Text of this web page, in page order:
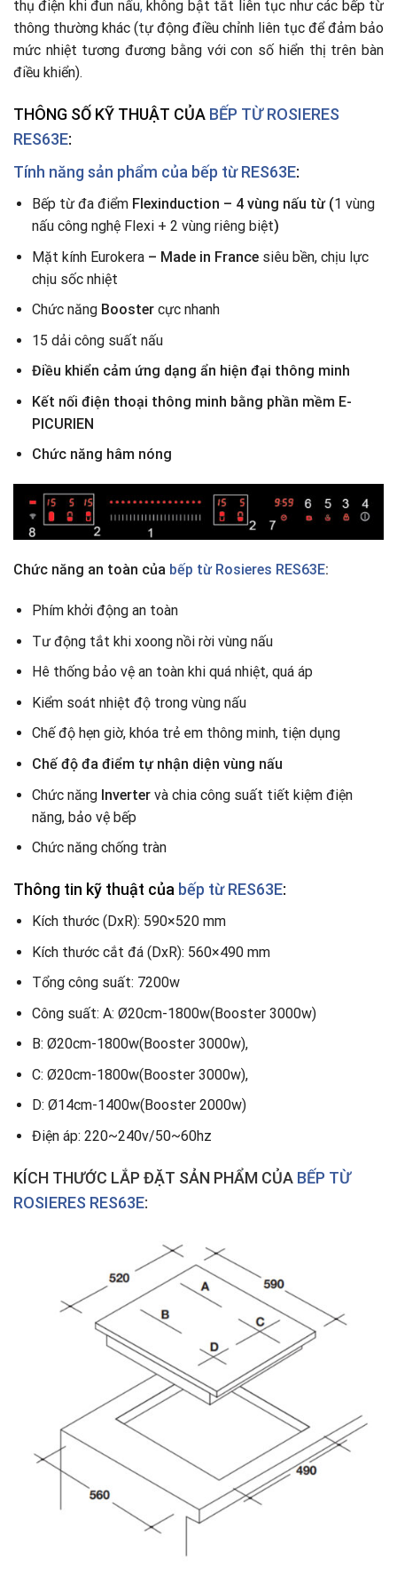
thụ điện khi đun nấu,không bật tắt liên tục như các bếp từ
thông thường khác (tự động điều chỉnh liên tục để đảm bảo
mức nhiệt tương đương bằng với con số hiển thị trên bàn
điều khiển).
THÔNG SỐ KỸ THUẬT CỦA BẾP TỪ ROSIERES
RES63E:
Tính năng sản phẩm của bếp từ RES63E:
Bếp từ đa điểm Flexinduction – 4 vùng nấu từ (1 vùng
nấu công nghệ Flexi + 2 vùng riêng biệt)
Mặt kính Eurokera– Made in France siêu bền, chịu lực
chịu sốc nhiệt
Chức năng Boostercực nhanh
15 dải công suất nấu
Điều khiển cảm ứng dạng ẩn hiện đại thông minh
Kết nối điện thoại thông minh bằng phần mềm E-
PICURIEN
Chức năng hâm nóng
Chức năng an toàn của bếp từ Rosieres RES63E:
Phím khởi động an toàn
Tư động tắt khi xoong nồi rời vùng nấu
Hê thống bảo vệ an toàn khi quá nhiệt, quá áp
Kiểm soát nhiệt độ trong vùng nấu
Chế độ hẹn giờ, khóa trẻ em thông minh, tiện dụng
Chế độ đa điểm tự nhận diện vùng nấu
Chức năng Invertervà chia công suất tiết kiệm điện
năng, bảo vệ bếp
Chức năng chống tràn
Thông tin kỹ thuật của bếp từ RES63E:
Kích thước (DxR): 590×520 mm
Kích thước cắt đá (DxR): 560×490 mm
Tổng công suất: 7200w
Công suất: A: Ø20cm-1800w(Booster 3000w)
B: Ø20cm-1800w(Booster 3000w),
C: Ø20cm-1800w(Booster 3000w),
D: Ø14cm-1400w(Booster 2000w)
Điện áp: 220~240v/50~60hz
KÍCH THƯỚC LẮP ĐẶT SẢN PHẨM CỦA BẾP TỪ
ROSIERES RES63E: